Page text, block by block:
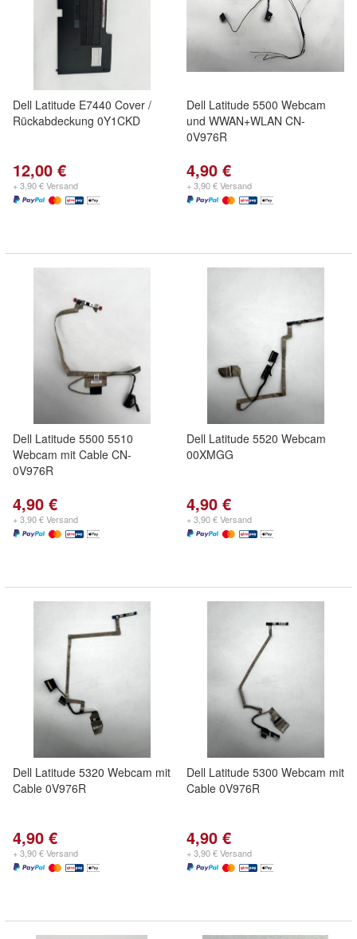
Dell Latitude E7440 Cover /
Rückabdeckung 0Y1CKD
12,00 €
+ 3,90 € Versand
Dell Latitude 5500 Webcam
und WWAN+WLAN CN-
0V976R
4,90 €
+ 3,90 € Versand
Dell Latitude 5500 5510
Webcam mit Cable CN-
0V976R
4,90 €
+ 3,90 € Versand
Dell Latitude 5520 Webcam
00XMGG
4,90 €
+ 3,90 € Versand
Dell Latitude 5320 Webcam mit
Cable 0V976R
4,90 €
+ 3,90 € Versand
Dell Latitude 5300 Webcam mit
Cable 0V976R
4,90 €
+ 3,90 € Versand